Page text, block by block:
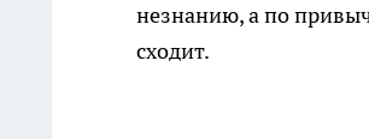
незнанию, а по
сходит.